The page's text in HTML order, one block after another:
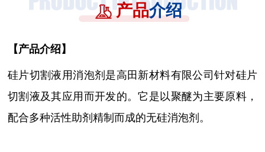
产品介绍
【产品介绍】
硅片切割液用消泡剂是高田新材料有限公司针对硅片
切割液及其应用而开发的。它 是以聚醚为主要原料，
配合多种活性助剂精制而成的无硅消泡剂 。